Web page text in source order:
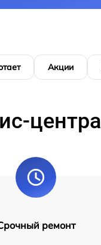
Акции
центра
ремонт